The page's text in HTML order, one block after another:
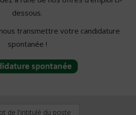
dessous.
transmettre votre candidature
spontanée !